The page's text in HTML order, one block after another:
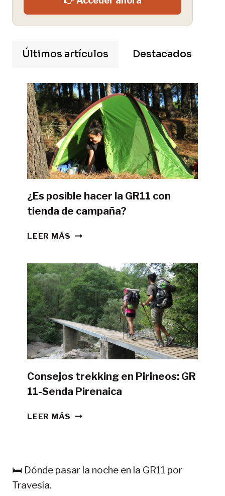
Últimos artículos Destacados
¿Es posible hacer la GR11 con
tienda de campaña?
LEER MÁS ¿ES
LA
GR11
CON
TIENDA
DE
CAMPAÑA?
Consejos trekking en Pirineos: GR
11-Senda Pirenaica
LEER MÁS CONSEJOS
11-
🛏️ Dónde pasar la noche en la GR11 por
Travesía.